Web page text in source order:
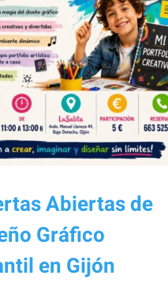
Abiertas de
Gráfico
en Gijón
Necesarias
Estas
cookies no
son
Son
necesarias
para que
funcione la